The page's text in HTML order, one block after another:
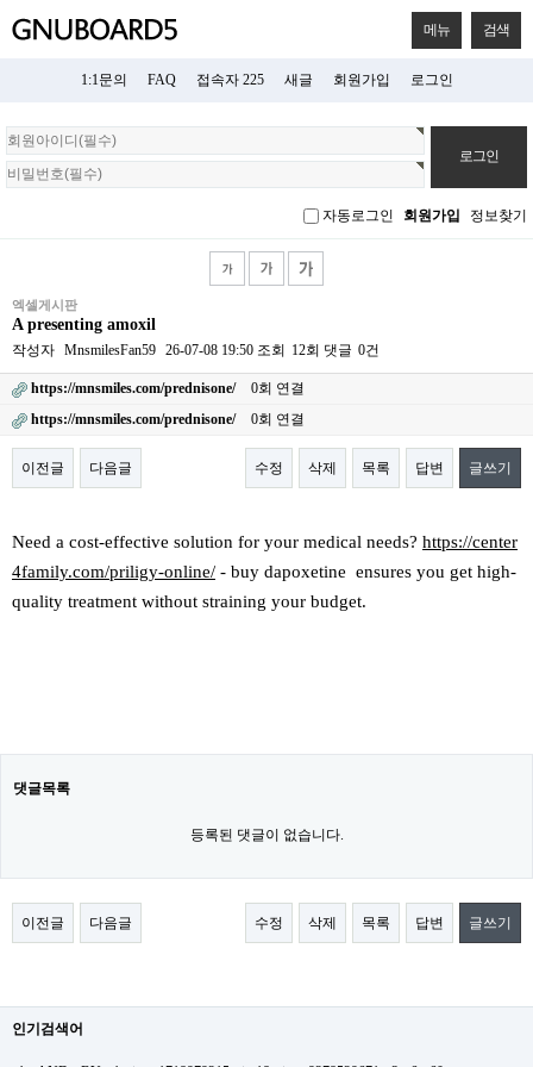
메뉴 검색
1:1문의 FAQ 접속자 225 새글 회원가입 로그인
회
원
로
자동로그인 회원가입 정보찾기
엑셀게시판
A presenting amoxil
작성자 MnsmilesFan59 26-07-08 19:50 조회 12회 댓글 0건
https://mnsmiles.com/prednisone/
0회 연결
https://mnsmiles.com/prednisone/
0회 연결
이전글 다음글 수정 삭제 목록 답변 글쓰기
Need a cost-effective solution for your medical needs? https://center
4family.com/priligy-online/ - buy dapoxetine ensures you get high-
quality treatment without straining your budget.
댓글목록
등록된 댓글이 없습니다.
이전글 다음글 수정 삭제 목록 답변 글쓰기
인기검색어